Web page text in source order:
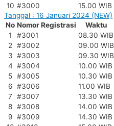
10 #3000
15.00 WIB
Tanggal : 16 Januari 2024 (NEW)
No Nomor Registrasi
Waktu
1
#3001
08.30 WIB
2
#3002
09.00 WIB
3 #3003
09.30 WIB
4 #3004
10.00 WIB
5 #3005
10.30 WIB
6 #3006
11.00 WIB
7
#3007
13.30 WIB
8 #3008
14.00 WIB
9 #3009
14.30 WIB